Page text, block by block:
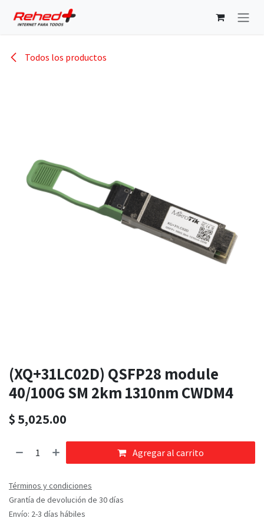
Todos los productos
(XQ+31LC02D) QSFP28 module
40/100G SM 2km 1310nm CWDM4
$ 5,025.00
Agregar al carrito
Términos y condiciones
Grantía de devolución de 30 días
Envío: 2-3 días hábiles